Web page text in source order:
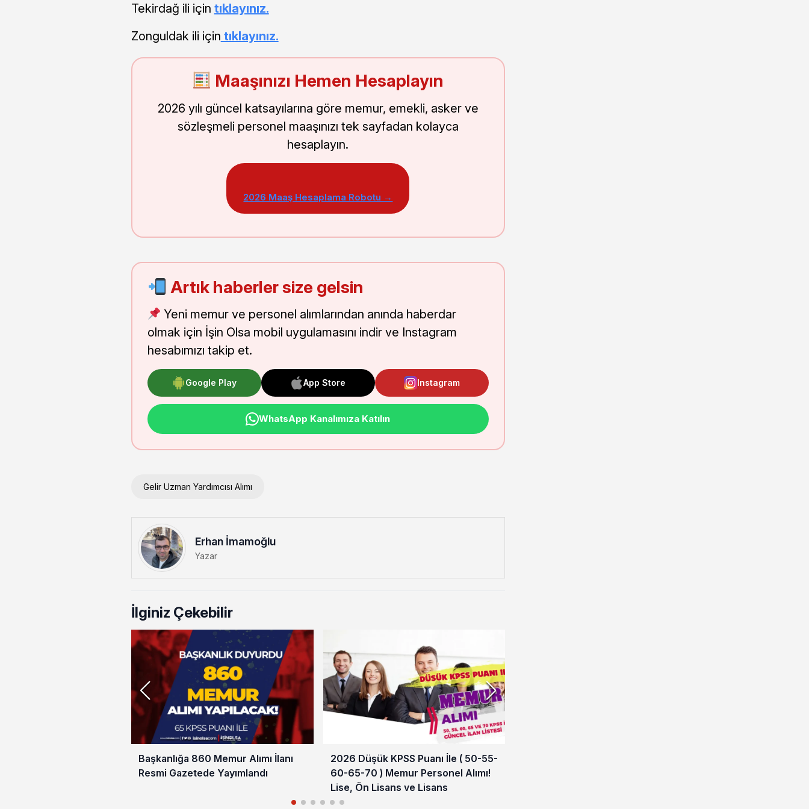
Tekirdağ ili için tıklayınız.
Zonguldak ili için tıklayınız.
Maaşınızı Hemen Hesaplayın
2026 yılı güncel katsayılarına göre memur, emekli, asker ve
sözleşmeli personel maaşınızı tek sayfadan kolayca
hesaplayın.
2026 Maaş Hesaplama Robotu →
Artık haberler size gelsin
Yeni memur ve personel alımlarından anında haberdar
olmak için İşin Olsa mobil uygulamasını indir ve Instagram
hesabımızı takip et.
Google Play App Store Instagram
WhatsApp Kanalımıza Katılın
Gelir Uzman Yardımcısı Alımı
Erhan İmamoğlu
Yazar
İlginiz Çekebilir
Başkanlığa 860 Memur Alımı İlanı
Resmi Gazetede Yayımlandı
2026 Düşük KPSS Puanı İle ( 50-55-
60-65-70 ) Memur Personel Alımı!
Lise, Ön Lisans ve Lisans